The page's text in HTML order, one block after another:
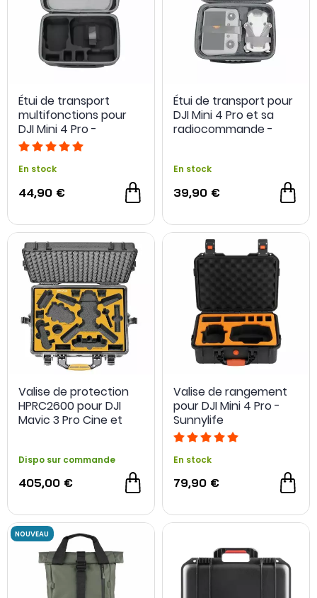
Étui de transport
multifonctions pour
DJI Mini 4 Pro -
Sunnylife
En stock
44,90 €
Étui de transport pour
DJI Mini 4 Pro et sa
radiocommande -
En stock
39,90 €
Valise de protection
HPRC2600 pour DJI
Mavic 3 Pro Cine et
Dispo sur commande
405,00 €
Valise de rangement
pour DJI Mini 4 Pro -
Sunnylife
En stock
79,90 €